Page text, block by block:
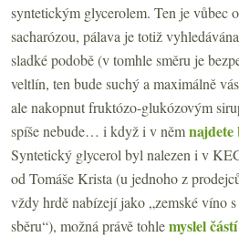
syntetickým glycerolem. Ten je vůbec
sacharózou, pálava je totiž
sladké podobě (v tomhle směru je
veltlín, ten bude suchý a maximálně
ale nakopnut fruktózo-glukózovým
spíše nebude… i když i v něm
Syntetický glycerol byl nalezen i v
od Tomáše Krista (u jednoho z
vždy hrdě nabízejí jako „zemské víno
sběru“), možná právě tohlemyslel